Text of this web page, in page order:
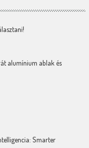
alumínium ablak és
Smarter